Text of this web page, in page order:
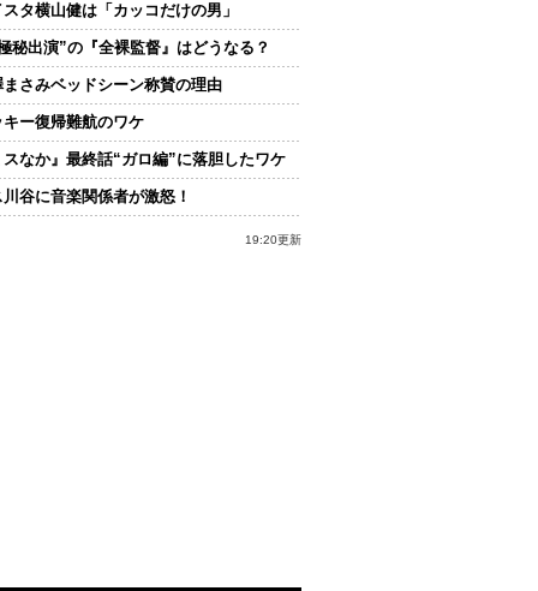
タ横山健は「カッコだけの男」
秘出演”の『全裸監督』はどうなる？
まさみベッドシーン称賛の理由
キー復帰難航のワケ
スなか』最終話“ガロ編”に落胆したワケ
谷に音楽関係者が激怒！
19:20更新